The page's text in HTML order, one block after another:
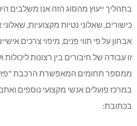
בתהליך ייעוץ מהסוג הזה אנו משלבים
כישורים, שאלוני נטיות מקצועיות,
אבחון על פי תווי פנים, מיפוי צרכים
זו עבודה של חיבורים בין רצונות
ממספר תחומים המאפשרת הרכבת
במרכז פועלים אנשי מקצועי נוספים
בכתובת: